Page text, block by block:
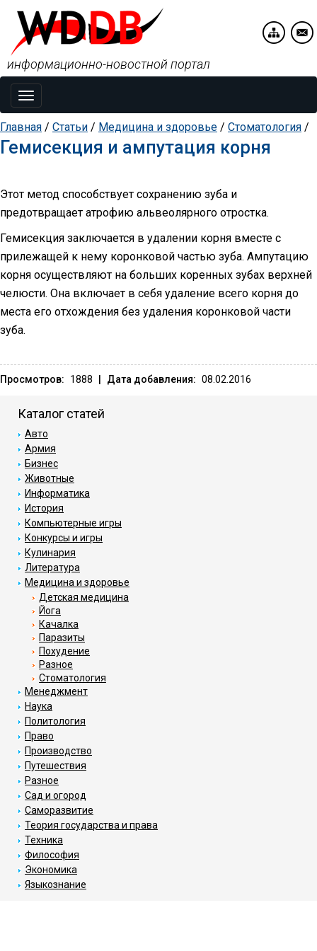
Toggle
navigation
информационно-новостной портал
Главная / Статьи / Медицина и здоровье / Стоматология /
Гемисекция и ампутация корня
Этот метод способствует сохранению зуба и
предотвращает атрофию альвеолярного отростка.
Гемисекция заключается в удалении корня вместе с
прилежащей к нему коронковой частью зуба. Ампутацию
корня осуществляют на больших коренных зубах верхней
челюсти. Она включает в себя удаление всего корня до
места его отхождения без удаления коронковой части
зуба.
Просмотров: 1888 Дата добавления: 08.02.2016
Каталог статей
Авто
Армия
Бизнес
Животные
Информатика
История
Компьютерные игры
Конкурсы и игры
Кулинария
Литература
Медицина и здоровье
Детская медицина
Йога
Качалка
Паразиты
Похудение
Разное
Стоматология
Менеджмент
Наука
Политология
Право
Производство
Путешествия
Разное
Сад и огород
Саморазвитие
Теория государства и права
Техника
Философия
Экономика
Языкознание